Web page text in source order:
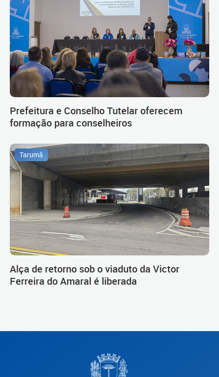
Prefeitura e Conselho Tutelar oferecem
formação para conselheiros
Tarumã
Alça de retorno sob o viaduto da Victor
Ferreira do Amaral é liberada